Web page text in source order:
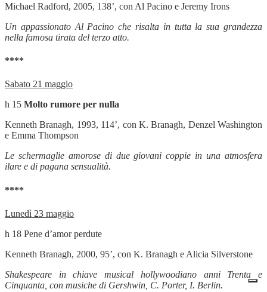
Michael Radford, 2005, 138’, con Al Pacino e Jeremy Irons
Un appassionato Al Pacino che risalta in tutta la sua grandezza
nella famosa tirata del terzo atto.
****
Sabato 21 maggio
h 15 Molto rumore per nulla
Kenneth Branagh, 1993, 114’, con K. Branagh, Denzel Washington
e Emma Thompson
Le schermaglie amorose di due giovani coppie in una atmosfera
ilare e di pagana sensualità.
****
Lunedì 23 maggio
h 18 Pene d’amor perdute
Kenneth Branagh, 2000, 95’, con K. Branagh e Alicia Silverstone
Shakespeare in chiave musical hollywoodiano anni Trenta e
Cinquanta, con musiche di Gershwin, C. Porter, I. Berlin.